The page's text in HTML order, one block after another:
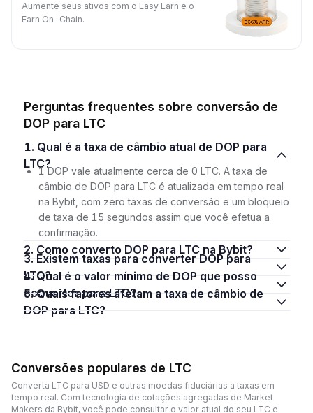
Aumente seus ativos com o Easy Earn e o
Earn On-Chain.
Perguntas frequentes sobre conversão de
DOP para LTC
1. Qual é a taxa de câmbio atual de DOP para
LTC?
1 DOP vale atualmente cerca de 0 LTC. A taxa de
câmbio de DOP para LTC é atualizada em tempo real
na Bybit, com zero taxas de conversão e um bloqueio
de taxa de 15 segundos assim que você efetua a
confirmação.
2. Como converto DOP para LTC na Bybit?
3. Existem taxas para converter DOP para
LTC?
4. Qual é o valor mínimo de DOP que posso
converter para LTC?
5. Quais fatores afetam a taxa de câmbio de
DOP para LTC?
Conversões populares de LTC
Converta LTC para USD e outras moedas fiduciárias a taxas em
tempo real. Com tecnologia de cotações agregadas de Market
Makers da Bybit, você pode consultar o valor atual do seu LTC e